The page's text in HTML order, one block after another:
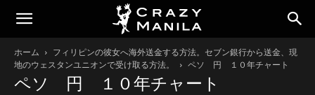
ホーム
フィリピンの彼女へ海外送金する方法。セブン銀行から送金、現
地のウェスタンユニオンで受け取る方法。
ペソ 円 １０年チャート
ペソ 円 １０年チャート